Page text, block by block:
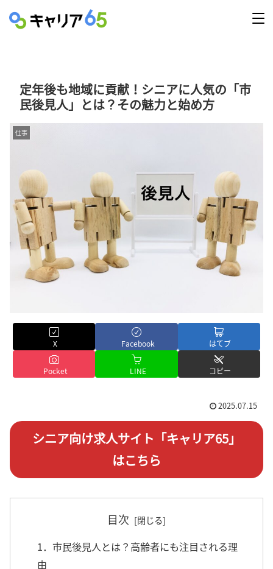
定年後も地域に貢献！シニアに人気の「市
民後見人」とは？その魅力と始め方
仕事
X Facebook はてブ
Pocket LINE コピー
2025.07.15
シニア向け求人サイト「キャリア65」
はこちら
目次
1．市民後見人とは？高齢者にも注目される理
由